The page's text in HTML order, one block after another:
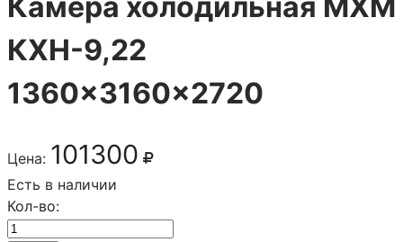
Камера холодильная МХМ
КХН-9,22
1360×3160×2720
Цена: 101300
Есть в наличии
Кол-во: